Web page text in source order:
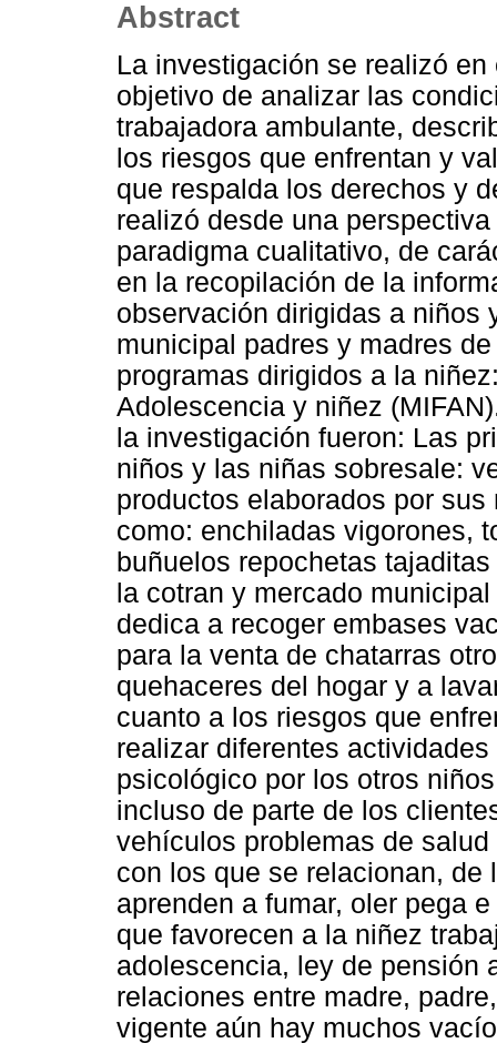
Abstract
La investigación se realizó
objetivo de analizar las
trabajadora ambulante,
los riesgos que enfrentan y
que respalda los derechos y
realizó desde una
paradigma cualitativo, de
en la recopilación de la
observación dirigidas a niños
municipal padres y madres
programas dirigidos a la
Adolescencia y niñez
la investigación fueron: Las
niños y las niñas sobresale:
productos elaborados por
como: enchiladas vigorones,
buñuelos repochetas
la cotran y mercado
dedica a recoger embases
para la venta de chatarras
quehaceres del hogar y a
cuanto a los riesgos que
realizar diferentes
psicológico por los otros
incluso de parte de los
vehículos problemas de
con los que se relacionan,
aprenden a fumar, oler pega
que favorecen a la niñez
adolescencia, ley de pensión
relaciones entre madre,
vigente aún hay muchos